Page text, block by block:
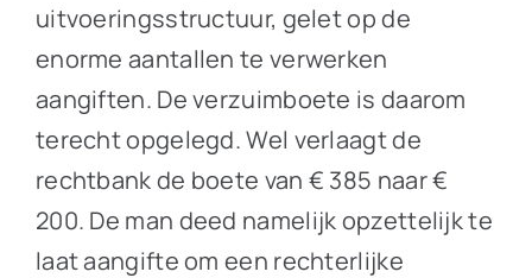
uitvoeringsstructuur, gelet op de
enorme aantallen te verwerken
aangiften. De verzuimboete is daarom
terecht opgelegd. Wel verlaagt de
rechtbank de boete van € 385 naar €
200. De man deed namelijk opzettelijk te
laat aangifte om een rechterlijke